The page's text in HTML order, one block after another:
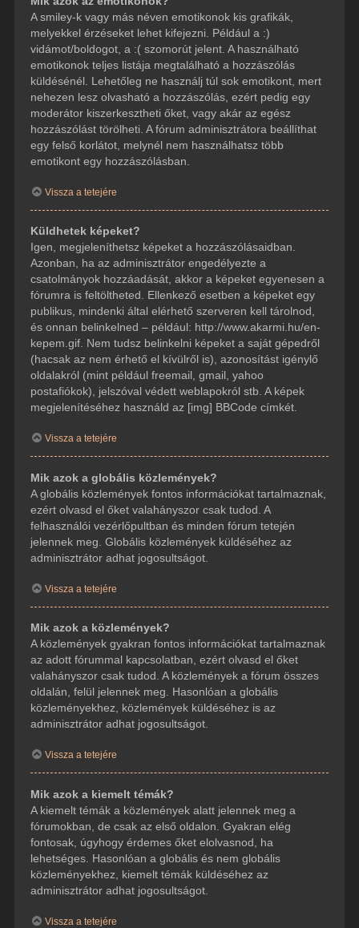
A smiley-k vagy más néven emotikonok kis grafikák,
melyekkel érzéseket lehet kifejezni. Például a :)
vidámot/boldogot, a :( szomorút jelent. A használható
emotikonok teljes listája megtalálható a hozzászólás
küldésénél. Lehetőleg ne használj túl sok emotikont, mert
nehezen lesz olvasható a hozzászólás, ezért pedig egy
moderátor kiszerkesztheti őket, vagy akár az egész
hozzászólást törölheti. A fórum adminisztrátora beállíthat
egy felső korlátot, melynél nem használhatsz több
emotikont egy hozzászólásban.
Vissza a tetejére
Küldhetek képeket?
Igen, megjeleníthetsz képeket a hozzászólásaidban.
Azonban, ha az adminisztrátor engedélyezte a
csatolmányok hozzáadását, akkor a képeket egyenesen a
fórumra is feltöltheted. Ellenkező esetben a képeket egy
publikus, mindenki által elérhető szerveren kell tárolnod,
és onnan belinkelned – például: http://www.akarmi.hu/en-
kepem.gif. Nem tudsz belinkelni képeket a saját gépedről
(hacsak az nem érhető el kívülről is), azonosítást igénylő
oldalakról (mint például freemail, gmail, yahoo
postafiókok), jelszóval védett weblapokról stb. A képek
megjelenítéséhez használd az [img] BBCode címkét.
Vissza a tetejére
Mik azok a globális közlemények?
A globális közlemények fontos információkat tartalmaznak,
ezért olvasd el őket valahányszor csak tudod. A
felhasználói vezérlőpultban és minden fórum tetején
jelennek meg. Globális közlemények küldéséhez az
adminisztrátor adhat jogosultságot.
Vissza a tetejére
Mik azok a közlemények?
A közlemények gyakran fontos információkat tartalmaznak
az adott fórummal kapcsolatban, ezért olvasd el őket
valahányszor csak tudod. A közlemények a fórum összes
oldalán, felül jelennek meg. Hasonlóan a globális
közleményekhez, közlemények küldéséhez is az
adminisztrátor adhat jogosultságot.
Vissza a tetejére
Mik azok a kiemelt témák?
A kiemelt témák a közlemények alatt jelennek meg a
fórumokban, de csak az első oldalon. Gyakran elég
fontosak, úgyhogy érdemes őket elolvasnod, ha
lehetséges. Hasonlóan a globális és nem globális
közleményekhez, kiemelt témák küldéséhez az
adminisztrátor adhat jogosultságot.
Vissza a tetejére